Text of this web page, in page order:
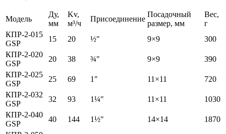
Модель
Ду,
мм
Kv,
м³/ч
Присоединение
Посадочный
размер, мм
Вес,
г
КПР-2-015
GSP
15 20 ½" 9×9
300
КПР-2-020
GSP
20 38 ¾" 9×9
390
КПР-2-025
GSP
25 69 1" 11×11
720
КПР-2-032
GSP
32 93 1¼" 11×11
1030
КПР-2-040
GSP
40 144 1½" 14×14
1870